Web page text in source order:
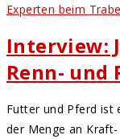
Experten beim
Interview:
Renn-
Futter und Pferd ist
der Menge an